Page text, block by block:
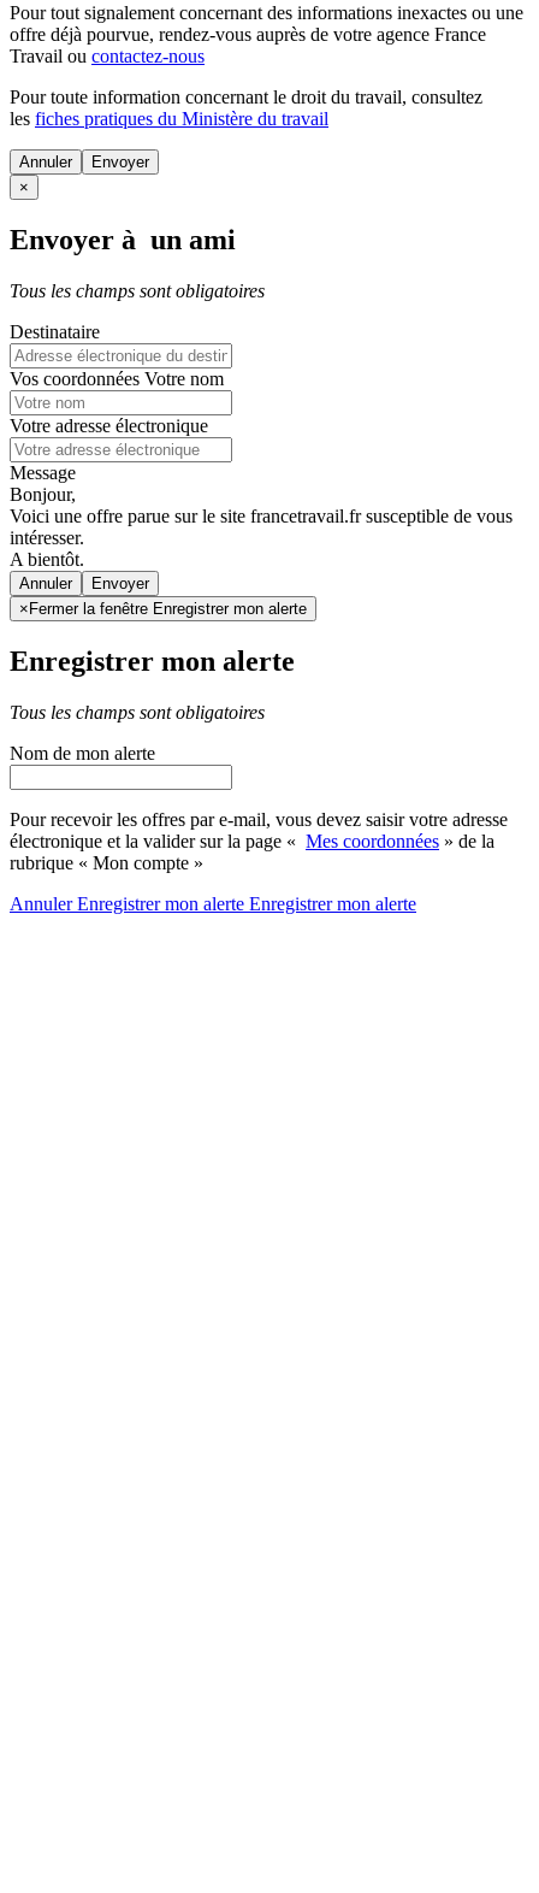
Pour tout signalement concernant des informations inexactes ou une
offre déjà pourvue, rendez-vous auprès de votre agence France
Travail ou contactez-nous
Pour toute information concernant le droit du travail, consultez
les fiches pratiques du Ministère du travail
Annuler
×
Envoyer à un ami
Tous les champs sont obligatoires
Destinataire
Vos coordonnées Votre nom
Votre adresse électronique
Message
Bonjour,
Voici une offre parue sur le site francetravail.fr susceptible de vous
intéresser.
A bientôt.
Annuler
× Fermer la fenêtre Enregistrer mon alerte
Enregistrer mon alerte
Tous les champs sont obligatoires
Nom de mon alerte
Pour recevoir les offres par e-mail, vous devez saisir votre adresse
électronique et la valider sur la page « Mes coordonnées » de la
rubrique « Mon compte »
AnnulerEnregistrer mon alerte Enregistrermon alerte